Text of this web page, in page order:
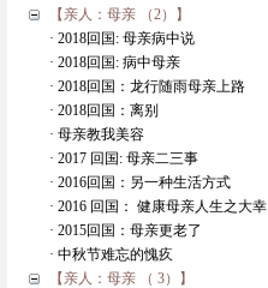
【亲人：母亲 （2）】
· 2018回国: 母亲病中说
· 2018回国: 病中母亲
· 2018回国：龙行随雨母亲上路
· 2018回国：离别
· 母亲教我美容
· 2017 回国: 母亲二三事
· 2016回国：另一种生活方式
· 2016 回国： 健康母亲人生之大幸
· 2015回国：母亲更老了
· 中秋节难忘的愧疚
【亲人：母亲 （ 3）】